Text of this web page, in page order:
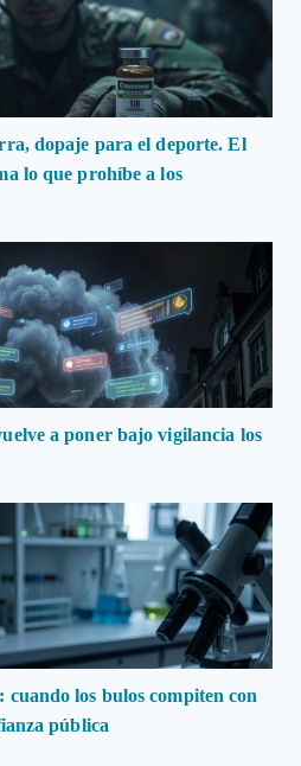
dopaje para el deporte. El
lo que prohíbe a los
a poner bajo vigilancia los
los bulos compiten con
pública